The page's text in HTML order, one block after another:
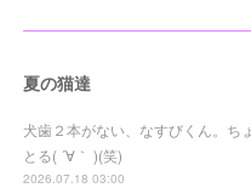
夏の猫達
犬歯２本がない、なすびくん。ち
とる( ´∀｀ )(笑)
2026.07.18 03:00